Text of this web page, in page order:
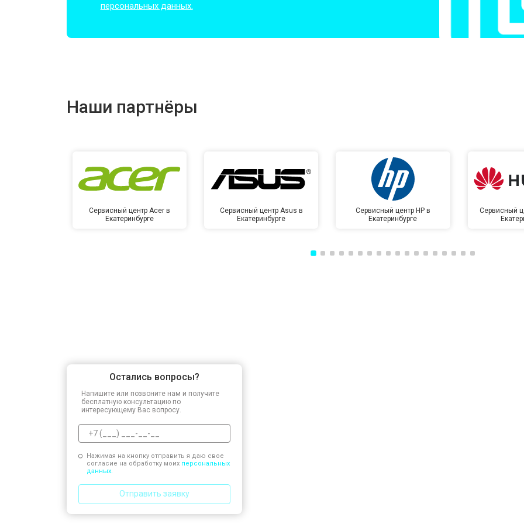
Замена северного моста
персональных данных.
Наши партнёры
Сервисный центр Acer в
Екатеринбурге
Сервисный центр Asus в
Екатеринбурге
Сервисный центр HP в
Екатеринбурге
Сервисный
Остались вопросы?
Напишите или позвоните нам и получите
бесплатную консультацию по
интересующему Вас вопросу.
Нажимая на кнопку отправить я даю свое
согласие на обработку моих персональных
данных.
Отправить заявку